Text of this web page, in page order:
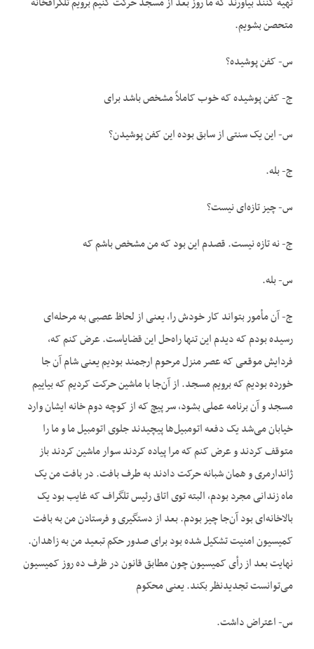
متحصن بشویم.
س- کفن پوشیده؟
ج- کفن پوشیده که خوب کاملاً مشخص باشد برای
س- این یک سنتی از سابق بوده این کفن پوشیدن؟
ج- بله.
س- چیز تازه‌ای نیست؟
ج- نه تازه نیست. قصدم این بود که من مشخص باشم که
س- بله.
ج- آن مأمور بتواند کار خودش را، یعنی از لحاظ عصبی به مرحله‌ای
رسیده بودم که دیدم این تنها راه‌حل این قضایاست. عرض کنم که،
فردایش موقعی که عصر منزل مرحوم ارجمند بودیم یعنی شام ‌آن جا
خورده بودیم که برویم مسجد. از آن‌جا با ماشین حرکت کردیم که بیاییم
مسجد و آن برنامه عملی بشود، سر پیچ که از کوچه دوم خانه ایشان وارد
خیابان می‌شد یک دفعه اتومبیل‌ها پیچیدند جلوی اتومبیل ما و ما را
متوقف کردند و عرض کنم که مرا پیاده کردند سوار ماشین کردند باز
ژاندارمری و همان شبانه حرکت دادند به طرف بافت. در بافت من یک
ماه زندانی مجرد بودم، البته توی اتاق رئیس تلگراف که غایب بود یک
بالاخانه‌ای بود آن‌جا چیز بودم. بعد از دستگیری و فرستادن من به بافت
کمیسیون امنیت تشکیل شده بود برای صدور حکم تبعید من به زاهدان.
نهایت بعد از رأی کمیسیون چون مطابق قانون در ظرف ده روز کمیسیون
می‌توانست تجدیدنظر بکند. یعنی محکوم
س- اعتراض داشت.